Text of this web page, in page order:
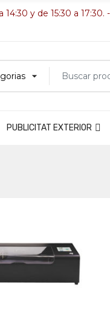
14:30 y de 15:30 a 17:30.
PUBLICITAT EXTERIOR